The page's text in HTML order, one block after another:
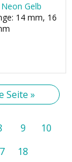
Gelb
14 mm, 16
Seite »
9
10
18